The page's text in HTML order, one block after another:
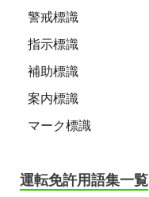
警戒標識
指示標識
補助標識
案内標識
マーク標識
運転免許用語集一覧